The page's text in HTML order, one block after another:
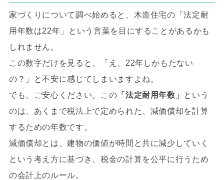
家づくりについて調べ始めると、木造住宅の「法定耐
用年数は22年」という言葉を目にすることがあるかも
しれません。
この数字だけを見ると、「え、22年しかもたない
の？」と不安に感じてしまいますよね。
でも、ご安心ください。この 「法定耐用年数」 という
のは、あくまで税法上で定められた、減価償却を計算
するための年数です。
減価償却とは、建物の価値が時間と共に減少していく
という考え方に基づき、税金の計算を公平に行うため
の会計上のルール。